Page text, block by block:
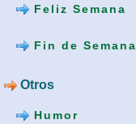
Feliz Semana
Fin de Semana
Otros
Humor